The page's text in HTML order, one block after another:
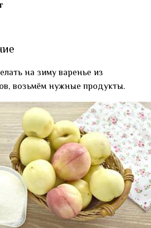
на зиму варенье из
возьмём нужные продукты.